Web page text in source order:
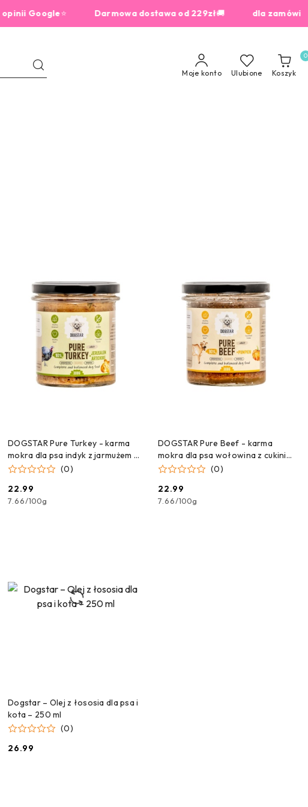
⭐Darmowa dostawa od 229zł🚚dla zamówień od
Moje konto Ulubione Koszyk
0
DOGSTAR Pure Turkey - karma
mokra dla psa indyk z jarmużem -
300g
(0)
Cena:
22.99
7.66/100g
DOGSTAR Pure Beef - karma
mokra dla psa wołowina z cukinią
- 300g
(0)
Cena:
22.99
7.66/100g
Dogstar – Olej z łososia dla psa i
kota – 250 ml
(0)
Cena:
26.99